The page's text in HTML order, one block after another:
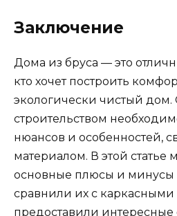
Заключение
Дома из бруса — это
кто хочет построить
экологически чистый
строительством
нюансов и особенностей,
материалом. В этой статье
основные плюсы и минусы
сравнили их с
предоставили